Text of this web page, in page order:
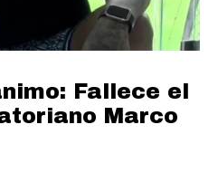
Fallece el
Marco